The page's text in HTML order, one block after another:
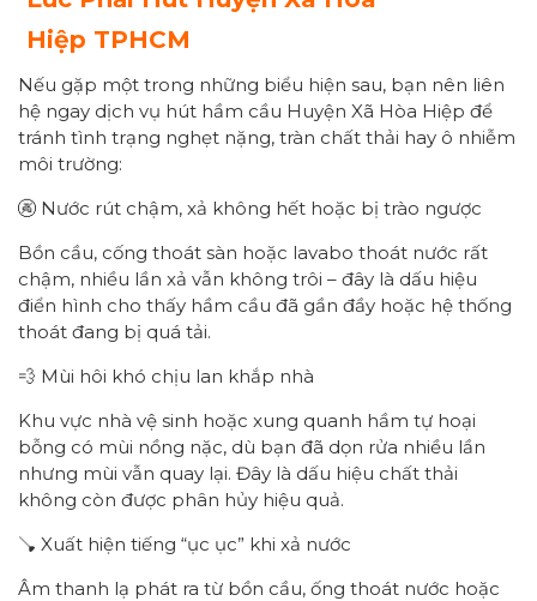
Hiệp TPHCM
Nếu gặp một trong những biểu hiện sau, bạn nên liên
hệ ngay dịch vụ hút hầm cầu Huyện Xã Hòa Hiệp để
tránh tình trạng nghẹt nặng, tràn chất thải hay ô nhiễm
môi trường:
🚱 Nước rút chậm, xả không hết hoặc bị trào ngược
Bồn cầu, cống thoát sàn hoặc lavabo thoát nước rất
chậm, nhiều lần xả vẫn không trôi – đây là dấu hiệu
điển hình cho thấy hầm cầu đã gần đầy hoặc hệ thống
thoát đang bị quá tải.
💨 Mùi hôi khó chịu lan khắp nhà
Khu vực nhà vệ sinh hoặc xung quanh hầm tự hoại
bỗng có mùi nồng nặc, dù bạn đã dọn rửa nhiều lần
nhưng mùi vẫn quay lại. Đây là dấu hiệu chất thải
không còn được phân hủy hiệu quả.
🪠 Xuất hiện tiếng “ục ục” khi xả nước
Âm thanh lạ phát ra từ bồn cầu, ống thoát nước hoặc